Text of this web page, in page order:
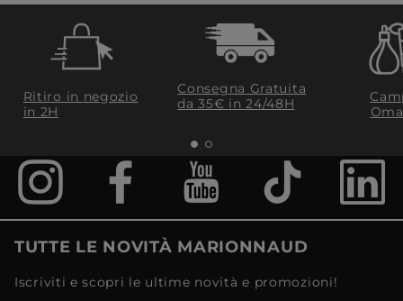
Ritiro in negozio
in 2H
Consegna Gratuita
da 35€​ in 24/48H
TUTTE LE NOVITÀ MARIONNAUD
Iscriviti e scopri le ultime novità e promozioni!